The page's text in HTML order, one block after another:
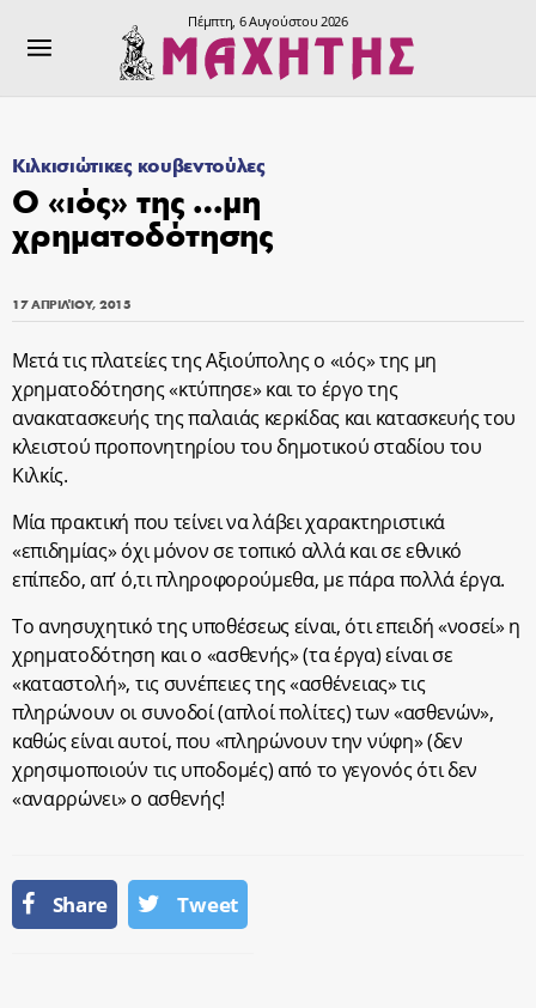
Πέμπτη, 6 Αυγούστου 2026
Κιλκισιώτικες κουβεντούλες
Ο «ιός» της …μη
χρηματοδότησης
17 ΑΠΡΙΛΊΟΥ, 2015
Μετά τις πλατείες της Αξιούπολης ο «ιός» της μη
χρηματοδότησης «κτύπησε» και το έργο της
ανακατασκευής της παλαιάς κερκίδας και κατασκευής του
κλειστού προπονητηρίου του δημοτικού σταδίου του
Κιλκίς.
Μία πρακτική που τείνει να λάβει χαρακτηριστικά
«επιδημίας» όχι μόνον σε τοπικό αλλά και σε εθνικό
επίπεδο, απ’ ό,τι πληροφορούμεθα, με πάρα πολλά έργα.
Το ανησυχητικό της υποθέσεως είναι, ότι επειδή «νοσεί» η
χρηματοδότηση και ο «ασθενής» (τα έργα) είναι σε
«καταστολή», τις συνέπειες της «ασθένειας» τις
πληρώνουν οι συνοδοί (απλοί πολίτες) των «ασθενών»,
καθώς είναι αυτοί, που «πληρώνουν την νύφη» (δεν
χρησιμοποιούν τις υποδομές) από το γεγονός ότι δεν
«αναρρώνει» ο ασθενής!
Share Tweet